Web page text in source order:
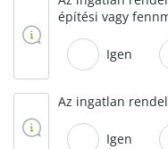
építési vagy
Igen
Az ingatlan
Igen